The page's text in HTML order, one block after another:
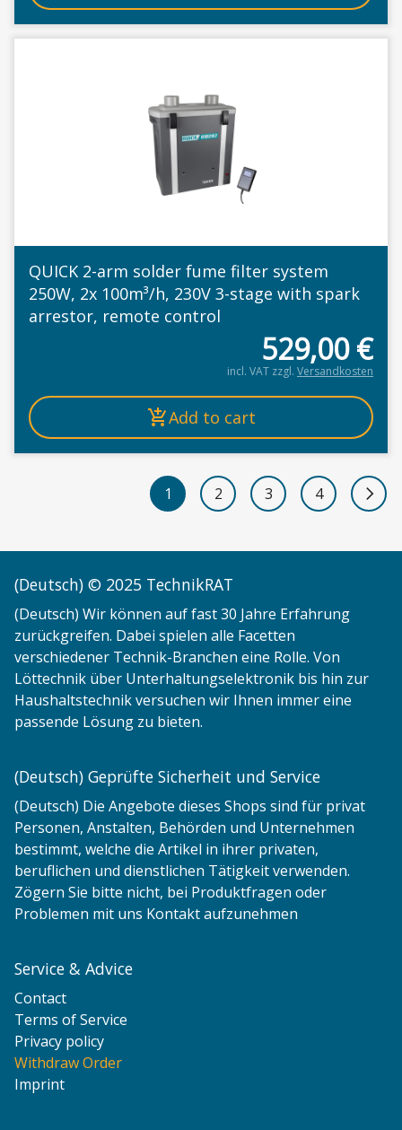
QUICK 2-arm solder fume filter system
250W, 2x 100m³/h, 230V 3-stage with spark
arrestor, remote control
529,00€
incl. VAT zzgl. Versandkosten
Add to cart
1 2 3 4 Next
(Deutsch) © 2025 TechnikRAT
(Deutsch) Wir können auf fast 30 Jahre Erfahrung
zurückgreifen. Dabei spielen alle Facetten
verschiedener Technik-Branchen eine Rolle. Von
Löttechnik über Unterhaltungselektronik bis hin zur
Haushaltstechnik versuchen wir Ihnen immer eine
passende Lösung zu bieten.
Service & Advice
Contact
Terms of Service
Privacy policy
Withdraw Order
Imprint
(Deutsch) Geprüfte Sicherheit und Service
(Deutsch) Die Angebote dieses Shops sind für privat
Personen, Anstalten, Behörden und Unternehmen
bestimmt, welche die Artikel in ihrer privaten,
beruflichen und dienstlichen Tätigkeit verwenden.
Zögern Sie bitte nicht, bei Produktfragen oder
Problemen mit uns Kontakt aufzunehmen